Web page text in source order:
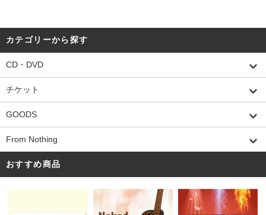
カテゴリーから探す
CD・DVD
チケット
GOODS
From Nothing
おすすめ商品